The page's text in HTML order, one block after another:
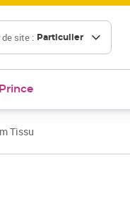
de site : Particulier
Tissu